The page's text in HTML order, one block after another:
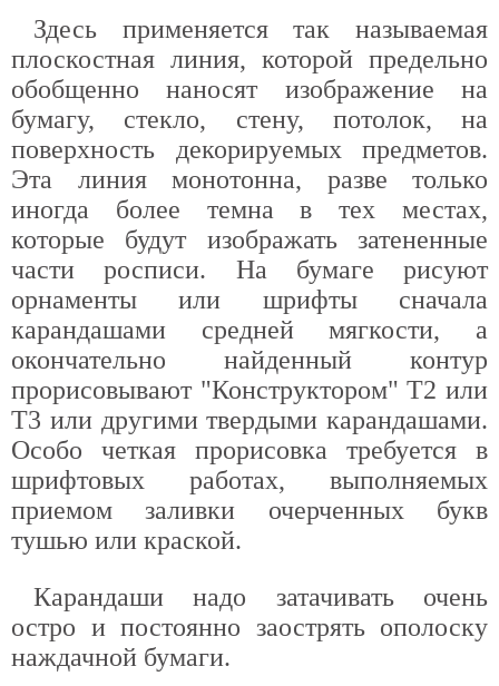
Здесь применяется так называемая
плоскостная линия, которой предельно
обобщенно наносят изображение на
бумагу, стекло, стену, потолок, на
поверхность декорируемых предметов.
Эта линия монотонна, разве только
иногда более темна в тех местах,
которые будут изображать затененные
части росписи. На бумаге рисуют
орнаменты или шрифты сначала
карандашами средней мягкости, а
окончательно найденный контур
прорисовывают "Конструктором" Т2 или
Т3 или другими твердыми карандашами.
Особо четкая прорисовка требуется в
шрифтовых работах, выполняемых
приемом заливки очерченных букв
тушью или краской.
Карандаши надо затачивать очень
остро и постоянно заострять ополоску
наждачной бумаги.